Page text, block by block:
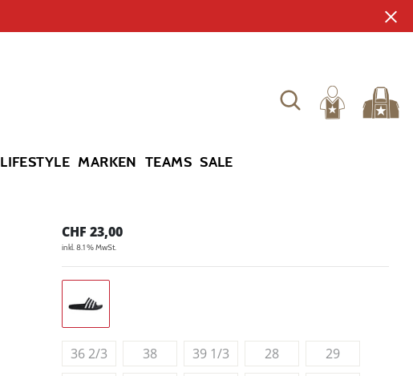
LIFESTYLE MARKEN TEAMS SALE
CHF 23,00
inkl. 8.1 % MwSt.
36 2/3 38 39 1/3 28
29